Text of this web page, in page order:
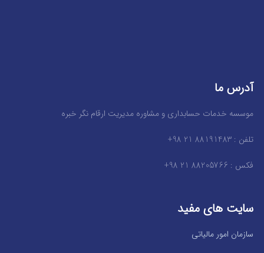
آدرس ما
موسسه خدمات حسابداری و مشاوره مدیریت ارقام نگر خبره
تلفن : 88191483 21 98+
فکس : 88205766 21 98+
سایت های مفید
سازمان امور مالیاتی